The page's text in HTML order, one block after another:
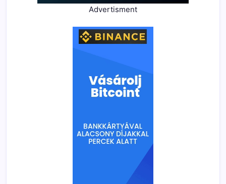
Advertisment